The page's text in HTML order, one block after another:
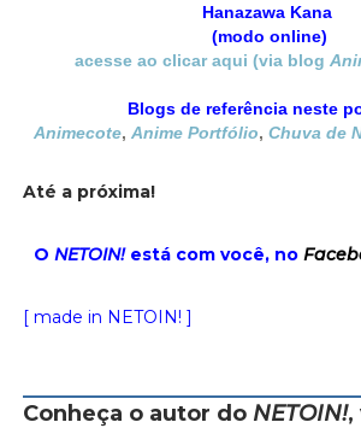
Hanazawa Kana
(modo online)
acesse ao clicar aqui (via blog
Blogs de referência neste
Animecote,Anime Portfólio,Chuva de
Até a próxima!
ONETOIN!está com você, no
[ made in NETOIN! ]
Conheça o autor do NETOIN!,